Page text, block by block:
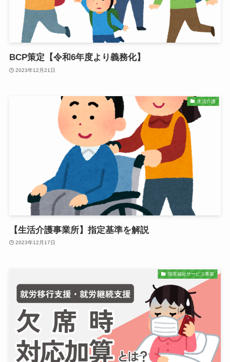
BCP策定【令和6年度より義務化】
2023年12月21日
生活介護
【生活介護事業所】指定基準を解説
2023年12月17日
障害福祉サービス事業